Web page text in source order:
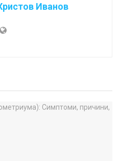
Иванов